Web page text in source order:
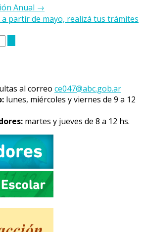
Anual →
a partir de mayo, realizá tus trámites
al correo ce047@abc.gob.ar
lunes, miércoles y viernes de 9 a 12
martes y jueves de 8 a 12 hs.